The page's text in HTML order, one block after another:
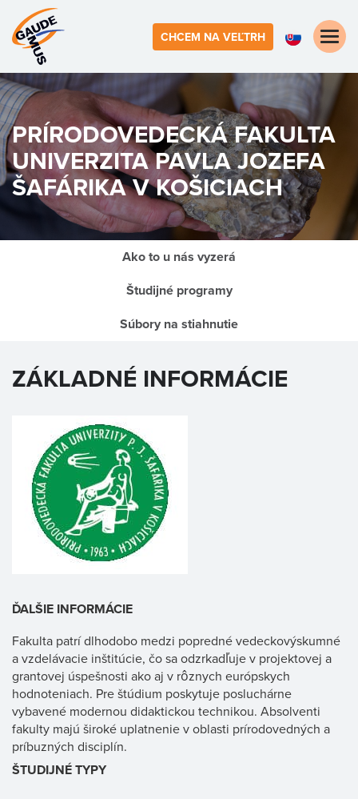
CHCEM NA VEĽTRH
Toggle
PRÍRODOVEDECKÁ FAKULTA
UNIVERZITA PAVLA JOZEFA
ŠAFÁRIKA V KOŠICIACH
Ako to u nás vyzerá
Študijné programy
Súbory na stiahnutie
ZÁKLADNÉ INFORMÁCIE
ĎALŠIE INFORMÁCIE
Fakulta patrí dlhodobo medzi popredné vedeckovýskumné
a vzdelávacie inštitúcie, čo sa odzrkadľuje v projektovej a
grantovej úspešnosti ako aj v rôznych európskych
hodnoteniach. Pre štúdium poskytuje posluchárne
vybavené modernou didaktickou technikou. Absolventi
fakulty majú široké uplatnenie v oblasti prírodovedných a
príbuzných disciplín.
ŠTUDIJNÉ TYPY